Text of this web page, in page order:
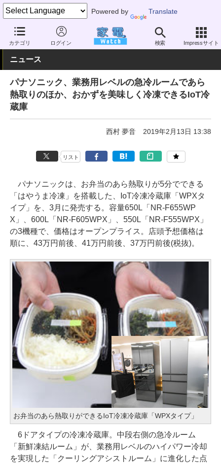
Powered by Translate
カテゴリ ログイン 検索 Impressサイト
家電 Watch 生活家電 冷蔵庫/冷凍庫 大型（500L以上）
ニュース
パナソニック、業務用レベルの急冷ルームであら
熱取りのほか、おかずを美味しく冷凍できるIoT冷
蔵庫
西村 夢音 2019年2月13日 13:38
リスト
パナソニックは、お弁当のあら熱取りが5分でできる
「はやうま冷凍」を搭載した、IoT冷凍冷蔵庫「WPXタ
イプ」を、3月に発売する。容量650L「NR-F655WP
X」、600L「NR-F605WPX」、550L「NR-F555WPX」
の3機種で、価格はオープンプライス。店頭予想価格は
順に、43万円前後、41万円前後、37万円前後(税抜)。
お弁当のあら熱取りができるIoT冷凍冷蔵庫「WPXタイプ」
6ドアタイプの冷凍冷蔵庫。中段右側の急冷ルーム
「新鮮凍結ルーム」が、業務用レベルのハイパワー冷却
を実現した「クーリングアシストルーム」に進化した点